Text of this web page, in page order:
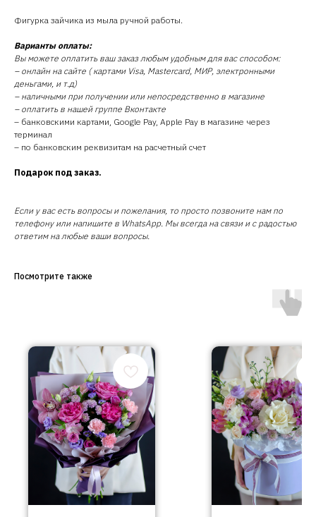
Фигурка зайчика из мыла ручной работы.
Варианты оплаты:
Вы можете оплатить ваш заказ любым удобным для вас способом:
– онлайн на сайте ( картами Visa, Mastercard, МИР, электронными
деньгами, и т.д)
– наличными при получении или непосредственно в магазине
– оплатить в нашей группе Вконтакте
– банковскими картами, Google Pay, Apple Pay в магазине через
терминал
– по банковским реквизитам на расчетный счет
Подарок под заказ.
Если у вас есть вопросы и пожелания, то просто позвоните нам по
телефону или напишите в WhatsApp. Мы всегда на связи и с радостью
ответим на любые ваши вопросы.
Посмотрите также